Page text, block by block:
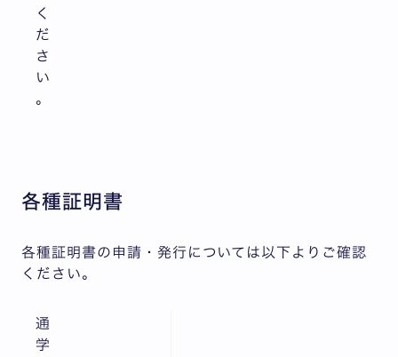
く
だ
さ
い
。
各種証明書
各種証明書の申請・発行については以下よりご確認
ください。
通
学